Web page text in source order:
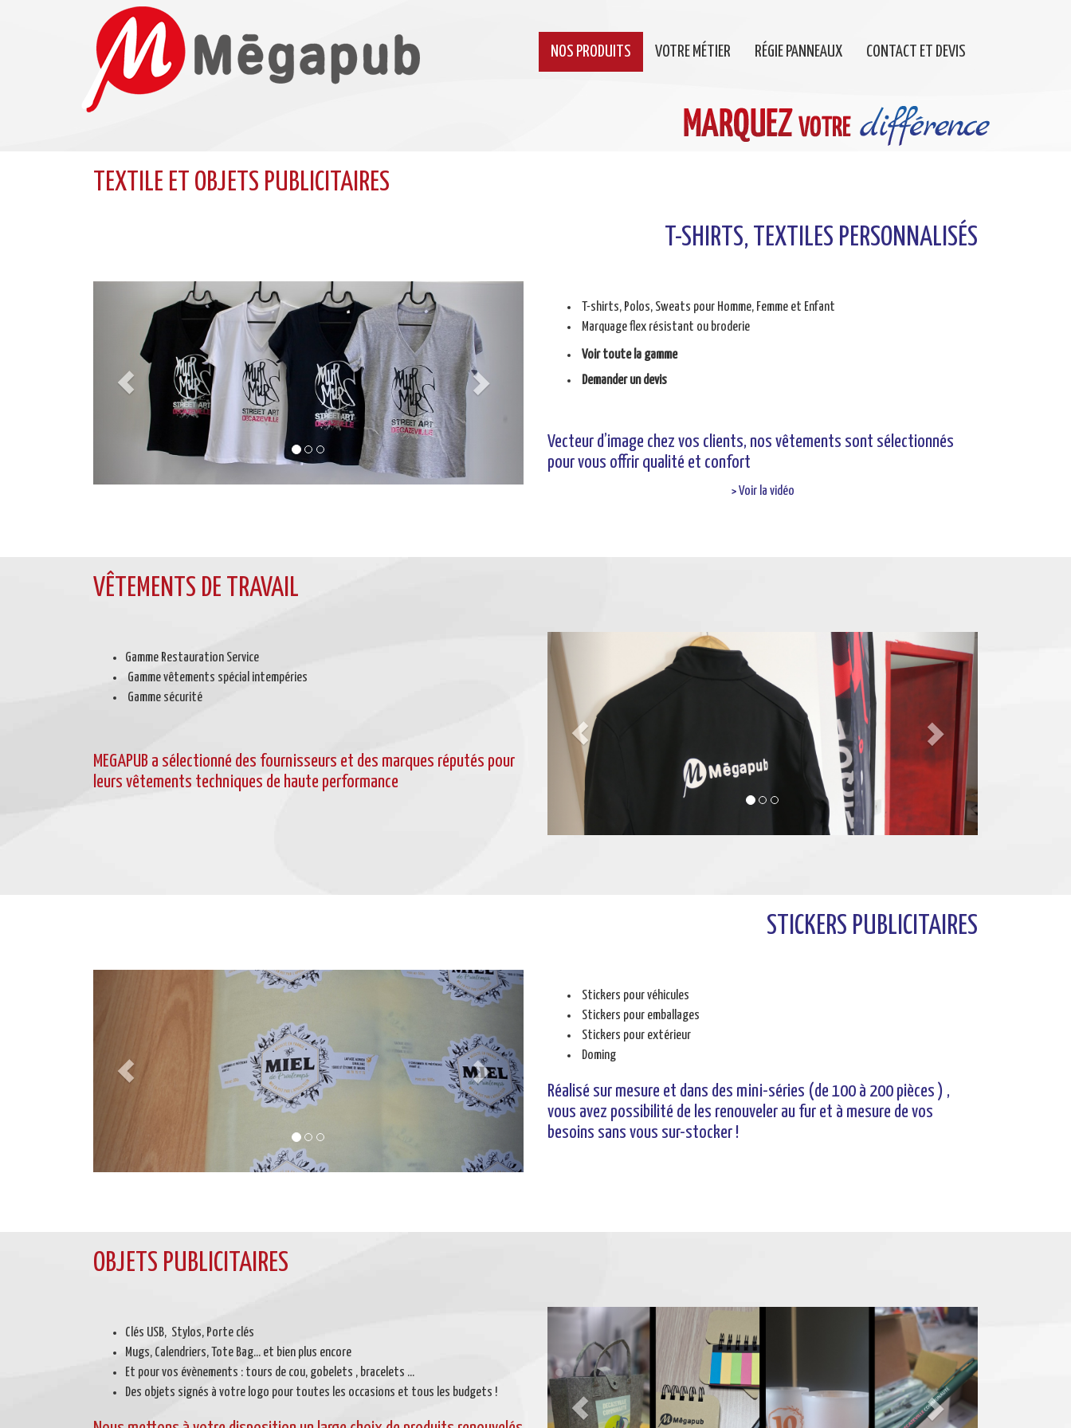
NOS PRODUITS VOTRE MÉTIER RÉGIE PANNEAUX CONTACT ET DEVIS
TEXTILE ET OBJETS PUBLICITAIRES
T-SHIRTS, TEXTILES PERSONNALISÉS
T-shirts, Polos, Sweats pour Homme, Femme et Enfant
Marquage flex résistant ou broderie
Voir toute la gamme
Demander un devis
Vecteur d’image chez vos clients, nos vêtements sont sélectionnés
pour vous offrir qualité et confort
> Voir la vidéo
VÊTEMENTS DE TRAVAIL
Gamme Restauration Service
Gamme vêtements spécial intempéries
Gamme sécurité
MEGAPUB a sélectionné des fournisseurs et des marques réputés pour
leurs vêtements techniques de haute performance
STICKERS PUBLICITAIRES
Next
Stickers pour véhicules
Stickers pour emballages
Stickers pour extérieur
Doming
Réalisé sur mesure et dans des mini-séries (de 100 à 200 pièces ) ,
vous avez possibilité de les renouveler au fur et à mesure de vos
besoins sans vous sur-stocker !
OBJETS PUBLICITAIRES
Clés USB, Stylos, Porte clés
Mugs, Calendriers, Tote Bag... et bien plus encore
Et pour vos évènements : tours de cou, gobelets , bracelets ...
Des objets signés à votre logo pour toutes les occasions et tous les budgets !
Previous Next